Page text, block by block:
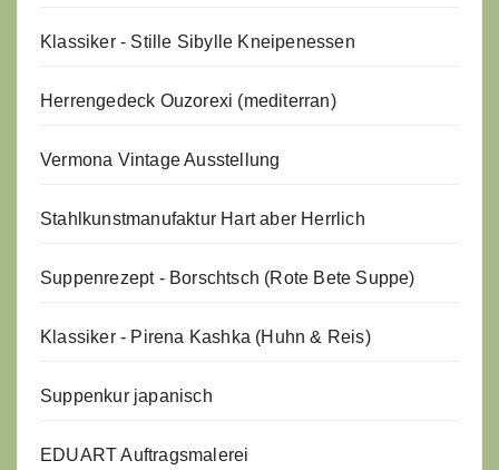
Klassiker - Stille Sibylle Kneipenessen
Herrengedeck Ouzorexi (mediterran)
Vermona Vintage Ausstellung
Stahlkunstmanufaktur Hart aber Herrlich
Suppenrezept - Borschtsch (Rote Bete Suppe)
Klassiker - Pirena Kashka (Huhn & Reis)
Suppenkur japanisch
EDUART Auftragsmalerei